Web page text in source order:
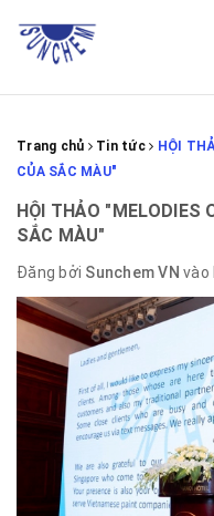
Trang chủ Tin tức
HỘI
CỦA SẮC MÀU"
HỘI THẢO "MELODIES
SẮC MÀU"
Đăng bởi Sunchem VN vào